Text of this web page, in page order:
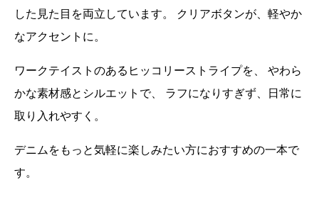
した見た目を両立しています。 クリアボタンが、軽やか
なアクセントに。
ワークテイストのあるヒッコリーストライプを、 やわら
かな素材感とシルエットで、 ラフになりすぎず、日常に
取り入れやすく。
デニムをもっと気軽に楽しみたい方におすすめの一本で
す。